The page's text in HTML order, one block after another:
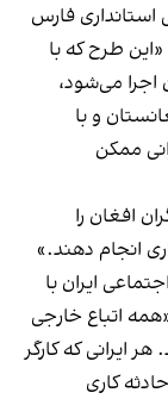
فارس
طرح که با
اجرا می‌شود،
و با
ممکن
افغان را
انجام دهند.»
ایران با
اتباع خارجی
ایرانی که کارگر
کاری